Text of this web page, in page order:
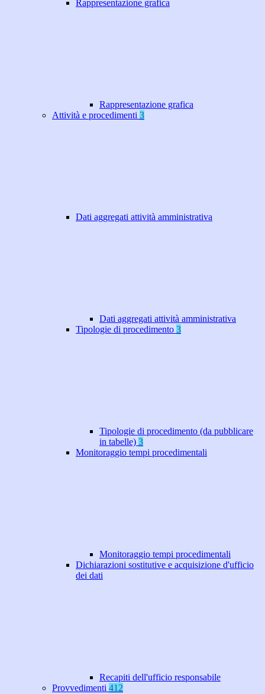
Rappresentazione grafica
Rappresentazione grafica
Attività e procedimenti 3
Dati aggregati attività amministrativa
Dati aggregati attività amministrativa
Tipologie di procedimento 3
Tipologie di procedimento (da pubblicare
in tabelle) 3
Monitoraggio tempi procedimentali
Monitoraggio tempi procedimentali
Dichiarazioni sostitutive e acquisizione d'ufficio
dei dati
Recapiti dell'ufficio responsabile
Provvedimenti 412